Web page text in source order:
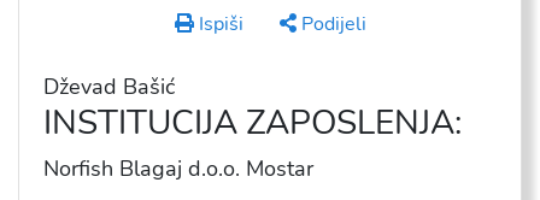
Ispiši Podijeli
Dževad Bašić
INSTITUCIJA ZAPOSLENJA:
Norfish Blagaj d.o.o. Mostar